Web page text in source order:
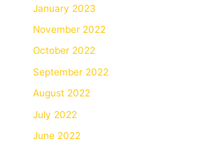
January 2023
November 2022
October 2022
September 2022
August 2022
July 2022
June 2022